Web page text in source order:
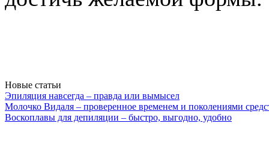
Новые статьи
Эпиляция навсегда – правда или вымысел
Молочко Видаля – проверенное временем и поколениями
Воскоплавы для депиляции – быстро, выгодно, удобно